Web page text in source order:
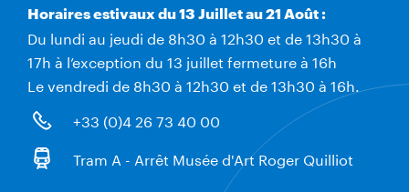
Horaires estivaux du 13 Juillet au 21 Août :
Du lundi au jeudi de 8h30 à 12h30 et de 13h30 à
17h à l’exception du 13 juillet fermeture à 16h
Le vendredi de 8h30 à 12h30 et de 13h30 à 16h.
+33 (0)4 26 73 40 00
Tram A - Arrêt Musée d'Art Roger Quilliot